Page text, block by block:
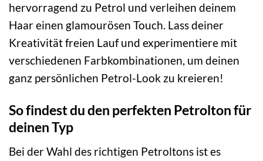
hervorragend zu Petrol und verleihen deinem
Haar einen glamourösen Touch. Lass deiner
Kreativität freien Lauf und experimentiere mit
verschiedenen Farbkombinationen, um deinen
ganz persönlichen Petrol-Look zu kreieren!
So findest du den perfekten Petrolton für
deinen Typ
Bei der Wahl des richtigen Petroltons ist es